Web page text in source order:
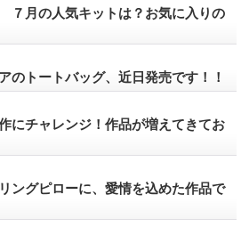
７月の人気キットは？お気に入りの
のトートバッグ、近日発売です！！
にチャレンジ！作品が増えてきてお
ングピローに、愛情を込めた作品で